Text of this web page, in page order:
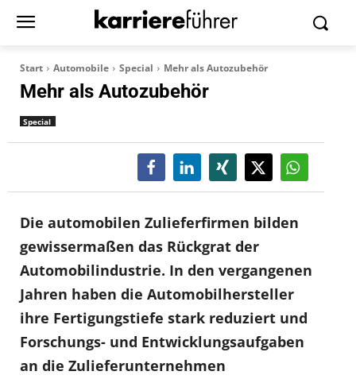
Start Automobile Special Mehr als Autozubehör
Mehr als Autozubehör
Special
Die automobilen Zulieferfirmen bilden
gewissermaßen das Rückgrat der
Automobilindustrie. In den vergangenen
Jahren haben die Automobilhersteller
ihre Fertigungstiefe stark reduziert und
Forschungs- und Entwicklungsaufgaben
an die Zulieferunternehmen